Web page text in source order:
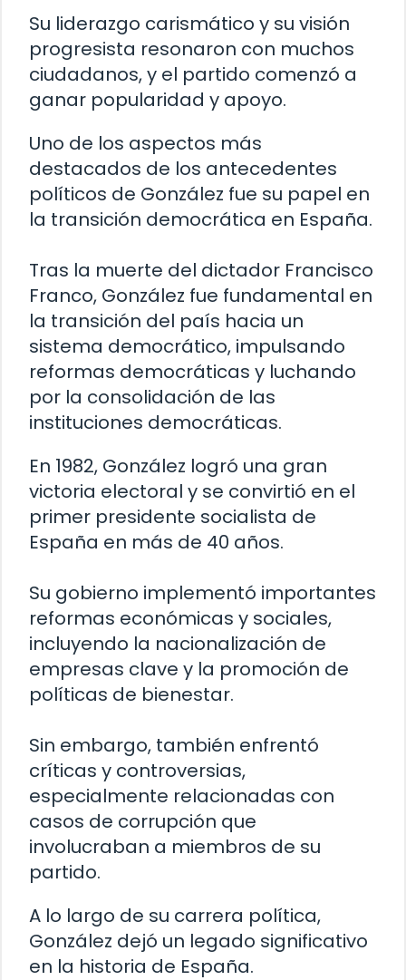
Su liderazgo carismático y su visión
progresista resonaron con muchos
ciudadanos, y el partido comenzó a
ganar popularidad y apoyo.
Uno de los aspectos más
destacados de los antecedentes
políticos de González fue su papel en
la transición democrática en España.
Tras la muerte del dictador Francisco
Franco, González fue fundamental en
la transición del país hacia un
sistema democrático, impulsando
reformas democráticas y luchando
por la consolidación de las
instituciones democráticas.
En 1982, González logró una gran
victoria electoral y se convirtió en el
primer presidente socialista de
España en más de 40 años.
Su gobierno implementó importantes
reformas económicas y sociales,
incluyendo la nacionalización de
empresas clave y la promoción de
políticas de bienestar.
Sin embargo, también enfrentó
críticas y controversias,
especialmente relacionadas con
casos de corrupción que
involucraban a miembros de su
partido.
A lo largo de su carrera política,
González dejó un legado significativo
en la historia de España.